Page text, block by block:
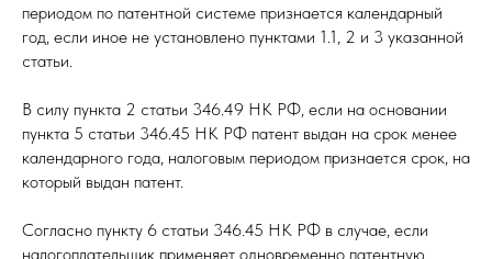
периодом по патентной системе признается календарный
год, если иное не установлено пунктами 1.1, 2 и 3 указанной
статьи.
В силу пункта 2 статьи 346.49 НК РФ, если на основании
пункта 5 статьи 346.45 НК РФ патент выдан на срок менее
календарного года, налоговым периодом признается срок, на
который выдан патент.
Согласно пункту 6 статьи 346.45 НК РФ в случае, если
налогоплательщик применяет одновременно патентную